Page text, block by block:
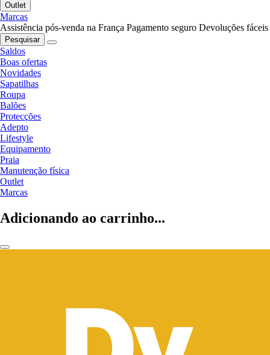
Outlet
Marcas
Assistência pós-venda na França Pagamento seguro Devoluções fáceis
Pesquisar
Saldos
Boas ofertas
Novidades
Sapatilhas
Roupa
Balões
Protecções
Adepto
Lifestyle
Equipamento
Praia
Manutenção física
Outlet
Marcas
Adicionando ao carrinho...